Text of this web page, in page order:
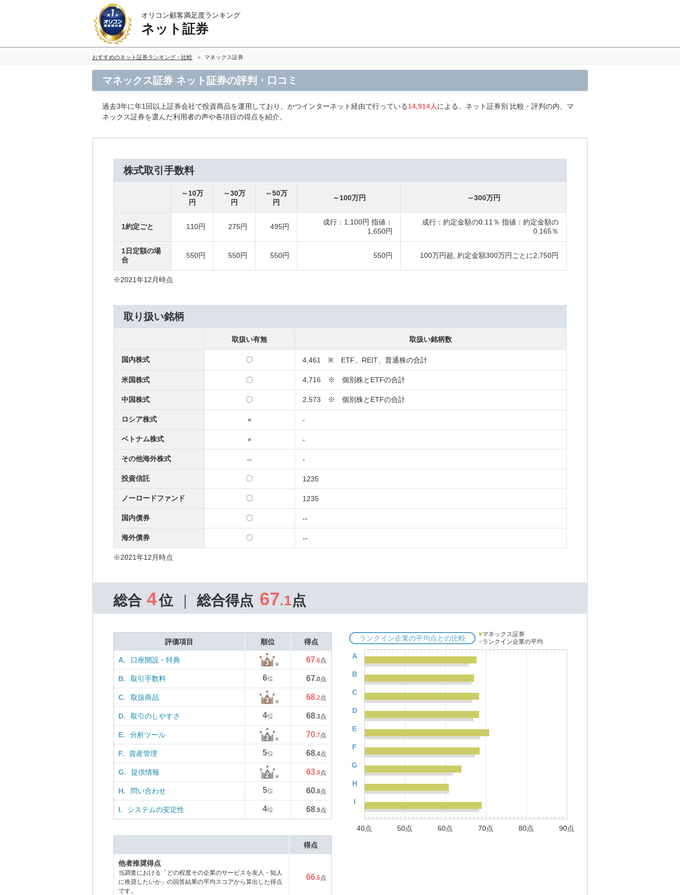
オリコン顧客満足度ランキング
ネット証券
おすすめのネット証券ランキング・比較 マネックス証券
マネックス証券 ネット証券の評判・口コミ
過去3年に年1回以上証券会社で投資商品を運用しており、かつインターネット経由で行っている14,914人による、ネット証券別 比較・評判の内、マ
ネックス証券を選んだ利用者の声や各項目の得点を紹介。
株式取引手数料
～10万
円
～30万
円
～50万
円
～100万円 ～300万円
1約定ごと 110円 275円 495円
成行：1,100円 指値：
1,650円
成行：約定金額の0.11％ 指値：約定金額の
0.165％
1日定額の場
合
550円 550円 550円 550円 100万円超, 約定金額300万円ごとに2,750円
※2021年12月時点
取り扱い銘柄
取扱い有無 取扱い銘柄数
国内株式 〇 4,461 ※ ETF、REIT、普通株の合計
米国株式 〇 4,716 ※ 個別株とETFの合計
中国株式 〇 2,573 ※ 個別株とETFの合計
ロシア株式 × -
ベトナム株式 × -
その他海外株式 -- -
投資信託 〇 1235
ノーロードファンド 〇 1235
国内債券 〇 --
海外債券 〇 --
※2021年12月時点
総合 4位 総合得点 67.1点
評価項目 順位 得点
A. 口座開設・特典 67.6点
B. 取引手数料 6位 67.0点
C. 取扱商品 68.2点
D. 取引のしやすさ 4位 68.3点
E. 分析ツール 70.7点
F. 資産管理 5位 68.4点
G. 提供情報 63.9点
H. 問い合わせ 5位 60.8点
I. システムの安定性 4位 68.9点
ランクイン企業の平均点との比較 ■マネックス証券
■ランクイン企業の平均
A
B
C
D
E
F
G
H
I
40点 50点 60点 70点 80点 90点
得点
他者推奨得点
当調査における「どの程度その企業のサービスを友人・知人
に推奨したいか」の回答結果の平均スコアから算出した得点
です。
66.6点